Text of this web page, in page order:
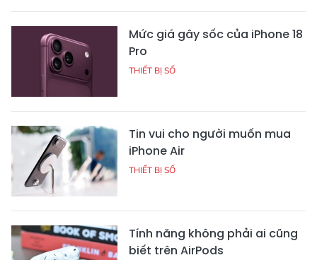
Mức giá gây sốc của iPhone 18
Pro
THIẾT BỊ SỐ
Tin vui cho người muốn mua
iPhone Air
THIẾT BỊ SỐ
Tính năng không phải ai cũng
biết trên AirPods